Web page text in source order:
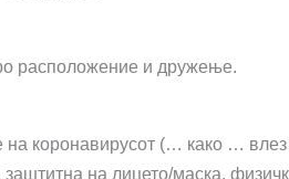
расположение и дружење.
коронавирусот (… како … влез
на лицето/маска,